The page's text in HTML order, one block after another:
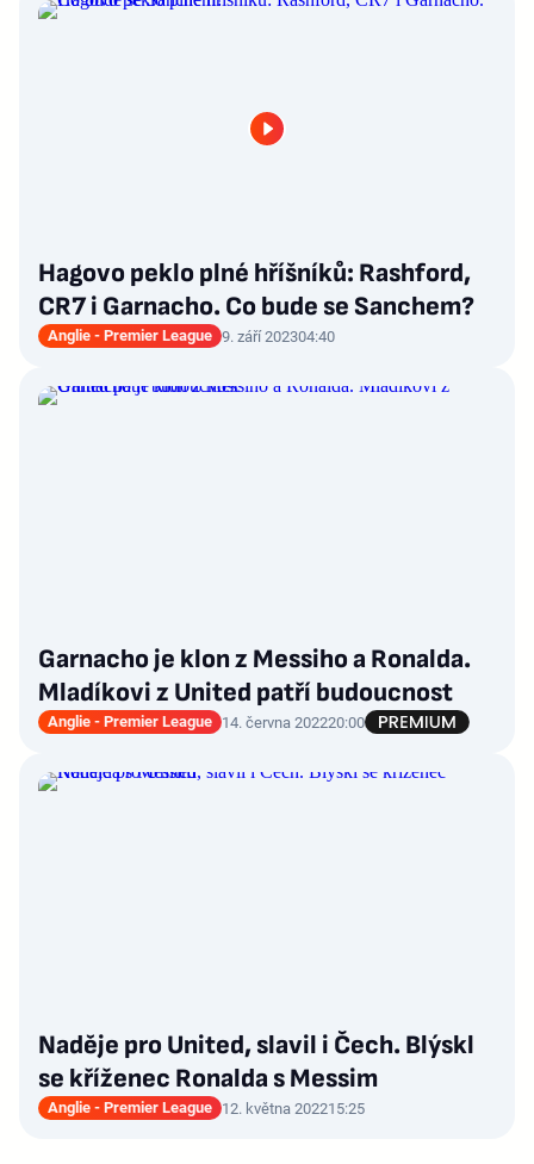
Hagovo peklo plné hříšníků: Rashford,
CR7 i Garnacho. Co bude se Sanchem?
Anglie - Premier League 9. září 202304:40
Garnacho je klon z Messiho a Ronalda.
Mladíkovi z United patří budoucnost
Anglie - Premier League 14. června 202220:00
Naděje pro United, slavil i Čech. Blýskl
se kříženec Ronalda s Messim
Anglie - Premier League 12. května 202215:25